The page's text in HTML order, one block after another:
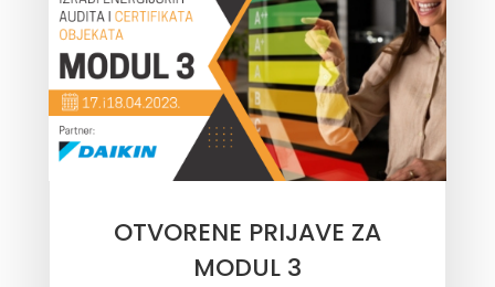
OTVORENE PRIJAVE ZA
MODUL 3